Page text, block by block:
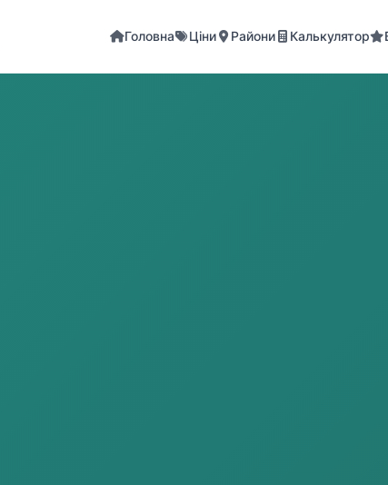
Головна Ціни Райони Калькулятор